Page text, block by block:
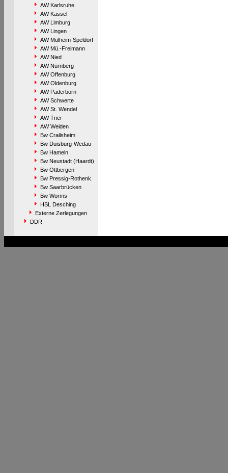
AW Karlsruhe
AW Kassel
AW Limburg
AW Lingen
AW Mülheim-Speldorf
AW Mü.-Freimann
AW Nied
AW Nürnberg
AW Offenburg
AW Oldenburg
AW Paderborn
AW Schwerte
AW St. Wendel
AW Trier
AW Weiden
Bw Crailsheim
Bw Duisburg-Wedau
Bw Hameln
Bw Neustadt (Haardt)
Bw Ottbergen
Bw Pressig-Rothenk.
Bw Saarbrücken
Bw Worms
HSL Desching
Externe Zerlegungen
DDR